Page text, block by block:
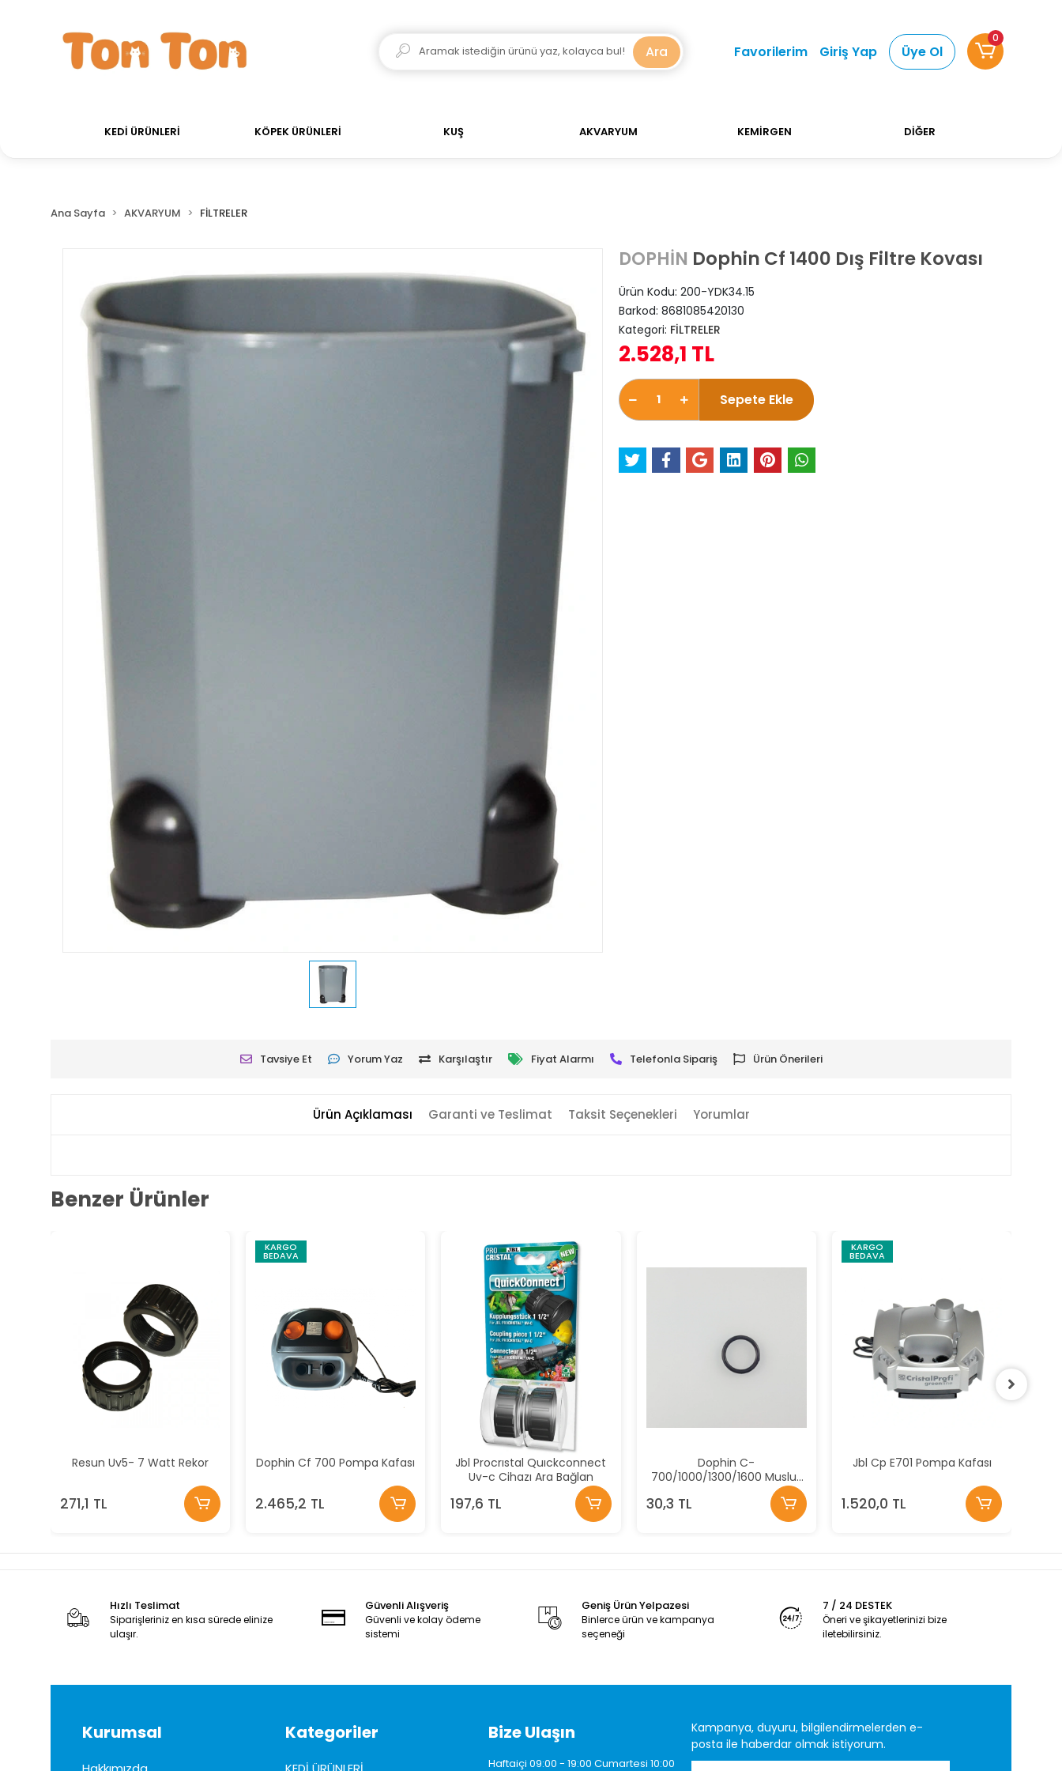
750 TL Üstü Alışverişlerinizde Kargo Ücretsiz! 750 TL Üstü Alışverişlerinizde Kargo Ücretsiz! 750 TL Üstü Alışverişlerinizde Kargo Ücretsiz!
Ara Favorilerim Giriş Yap Üye Ol
0
KEDİ ÜRÜNLERİ KÖPEK ÜRÜNLERİ KUŞ AKVARYUM KEMİRGEN DİĞER
Ana Sayfa AKVARYUM FİLTRELER
DOPHİN Dophin Cf 1400 Dış Filtre Kovası
Ürün Kodu: 200-YDK34.15
Barkod: 8681085420130
Kategori: FİLTRELER
2.528,1 TL
Sepete Ekle
Tavsiye Et Yorum Yaz Karşılaştır Fiyat Alarmı Telefonla Sipariş Ürün Önerileri
Ürün Açıklaması Garanti ve Teslimat Taksit Seçenekleri Yorumlar
Benzer Ürünler
Resun Uv5- 7 Watt Rekor
271,1 TL
KARGO
BEDAVA
Dophin Cf 700 Pompa Kafası
2.465,2 TL
Jbl Procrıstal Quıckconnect
Uv-c Cihazı Ara Bağlan
197,6 TL
Dophin C-
700/1000/1300/1600 Musluk
30,3 TL
KARGO
BEDAVA
Jbl Cp E701 Pompa Kafası
1.520,0 TL
Hızlı Teslimat
Siparişleriniz en kısa sürede elinize
ulaşır.
Güvenli Alışveriş
Güvenli ve kolay ödeme
sistemi
Geniş Ürün Yelpazesi
Binlerce ürün ve kampanya
seçeneği
7 / 24 DESTEK
Öneri ve şikayetlerinizi bize
iletebilirsiniz.
Kurumsal Kategoriler Bize Ulaşın
Haftaiçi 09:00 - 19:00 Cumartesi 10:00
Kampanya, duyuru, bilgilendirmelerden e-
posta ile haberdar olmak istiyorum.